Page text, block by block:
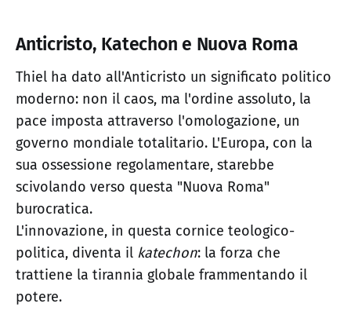
Anticristo, Katechon e Nuova Roma
Thiel ha dato all'Anticristo un significato politico
moderno: non il caos, ma l'ordine assoluto, la
pace imposta attraverso l'omologazione, un
governo mondiale totalitario. L'Europa, con la
sua ossessione regolamentare, starebbe
scivolando verso questa "Nuova Roma"
burocratica.
L'innovazione, in questa cornice teologico-
politica, diventa il katechon: la forza che
trattiene la tirannia globale frammentando il
potere.